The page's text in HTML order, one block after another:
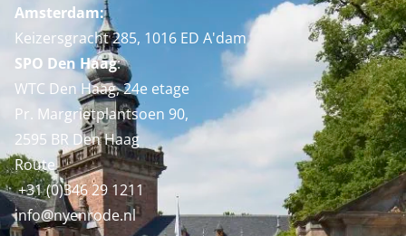
Amsterdam:
Keizersgracht 285, 1016 ED A'dam
SPO Den Haag:
WTC Den Haag, 24e etage
Pr. Margrietplantsoen 90,
2595 BR Den Haag
Route
+31 (0)346 29 1211
info@nyenrode.nl